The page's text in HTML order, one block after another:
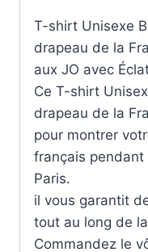
T-shirt Unisexe
drapeau de la
aux JO avec
Ce T-shirt
drapeau de la
pour montrer
français pendant
Paris.
il vous garantit
tout au long de
Commandez le